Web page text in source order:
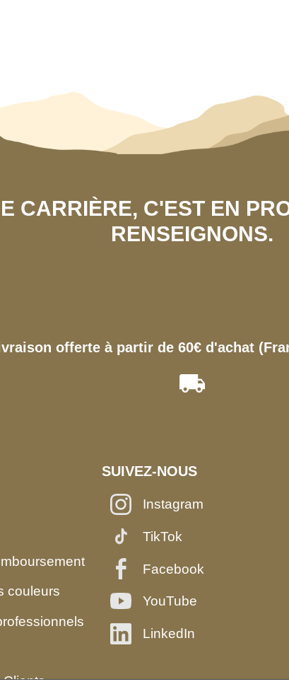
CARRIÈRE, C'EST EN
RENSEIGNONS.
offerte à partir de 60€ d'achat
couleurs
Clients
SUIVEZ-NOUS
Instagram
TikTok
Facebook
YouTube
LinkedIn